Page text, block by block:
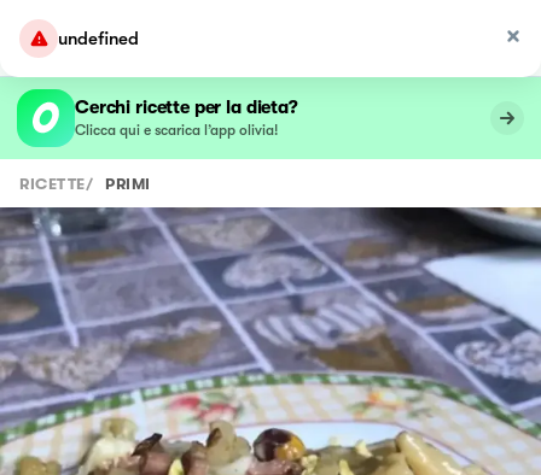
undefined
Cerchi ricette per la dieta?
Clicca qui e scarica l’app olivia!
RICETTE/ PRIMI